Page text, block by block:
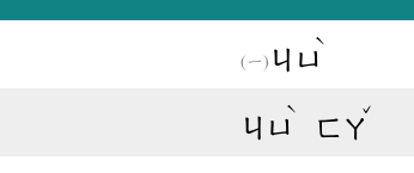
ㄐㄩ
ˋ
ㄐㄩ
ˋ
ㄈㄚ
ˇ